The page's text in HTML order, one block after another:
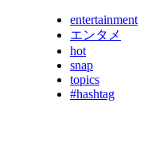
entertainment
エンタメ
hot
snap
topics
#hashtag